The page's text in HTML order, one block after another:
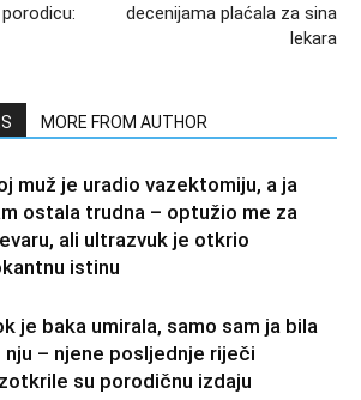
decenijama plaćala za sina
lekara
MORE FROM AUTHOR
muž je uradio vazektomiju, a ja
ostala trudna – optužio me za
ali ultrazvuk je otkrio
istinu
je baka umirala, samo sam ja bila
nju – njene posljednje riječi
su porodičnu izdaju